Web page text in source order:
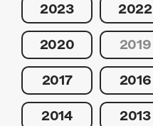
2023 2022
2020 2019
2017 2016
2014 2013